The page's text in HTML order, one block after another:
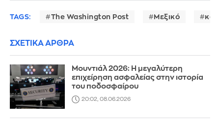
TAGS: The Washington Post Μεξικό
ΣΧΕΤΙΚΑ ΑΡΘΡΑ
Μουντιάλ 2026: Η μεγαλύτερη
επιχείρηση ασφαλείας στην ιστορία
του ποδοσφαίρου
20:02, 08.06.2026